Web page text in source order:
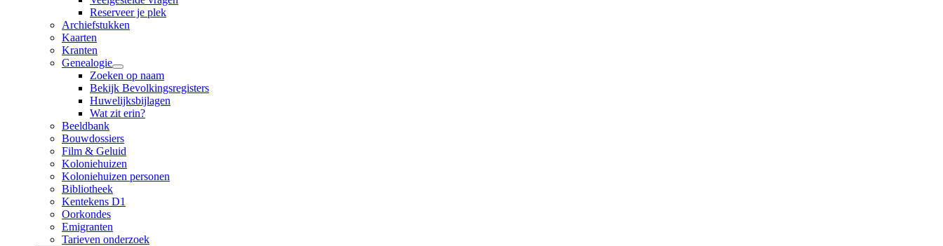
Reserveer je plek
Archiefstukken
Kaarten
Kranten
Genealogie
Zoeken op naam
Bekijk Bevolkingsregisters
Huwelijksbijlagen
Wat zit erin?
Beeldbank
Bouwdossiers
Film & Geluid
Koloniehuizen
Koloniehuizen personen
Bibliotheek
Kentekens D1
Oorkondes
Emigranten
Tarieven onderzoek